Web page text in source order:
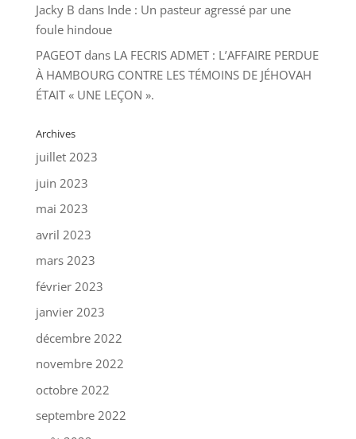
Jacky B dans Inde : Un pasteur agressé par une
foule hindoue
PAGEOTdans LA FECRIS ADMET : L’AFFAIRE PERDUE
À HAMBOURG CONTRE LES TÉMOINS DE JÉHOVAH
ÉTAIT « UNE LEÇON ».
Archives
juillet 2023
juin 2023
mai 2023
avril 2023
mars 2023
février 2023
janvier 2023
décembre 2022
novembre 2022
octobre 2022
septembre 2022